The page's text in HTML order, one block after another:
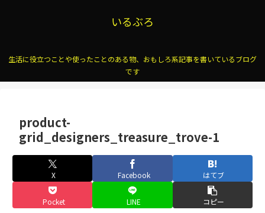
いるぶろ
生活に役立つことや使ったことのある物、おもしろ系記事を書いているブログ
です
product-
grid_designers_treasure_trove-1
X Facebook はてブ
Pocket LINE コピー